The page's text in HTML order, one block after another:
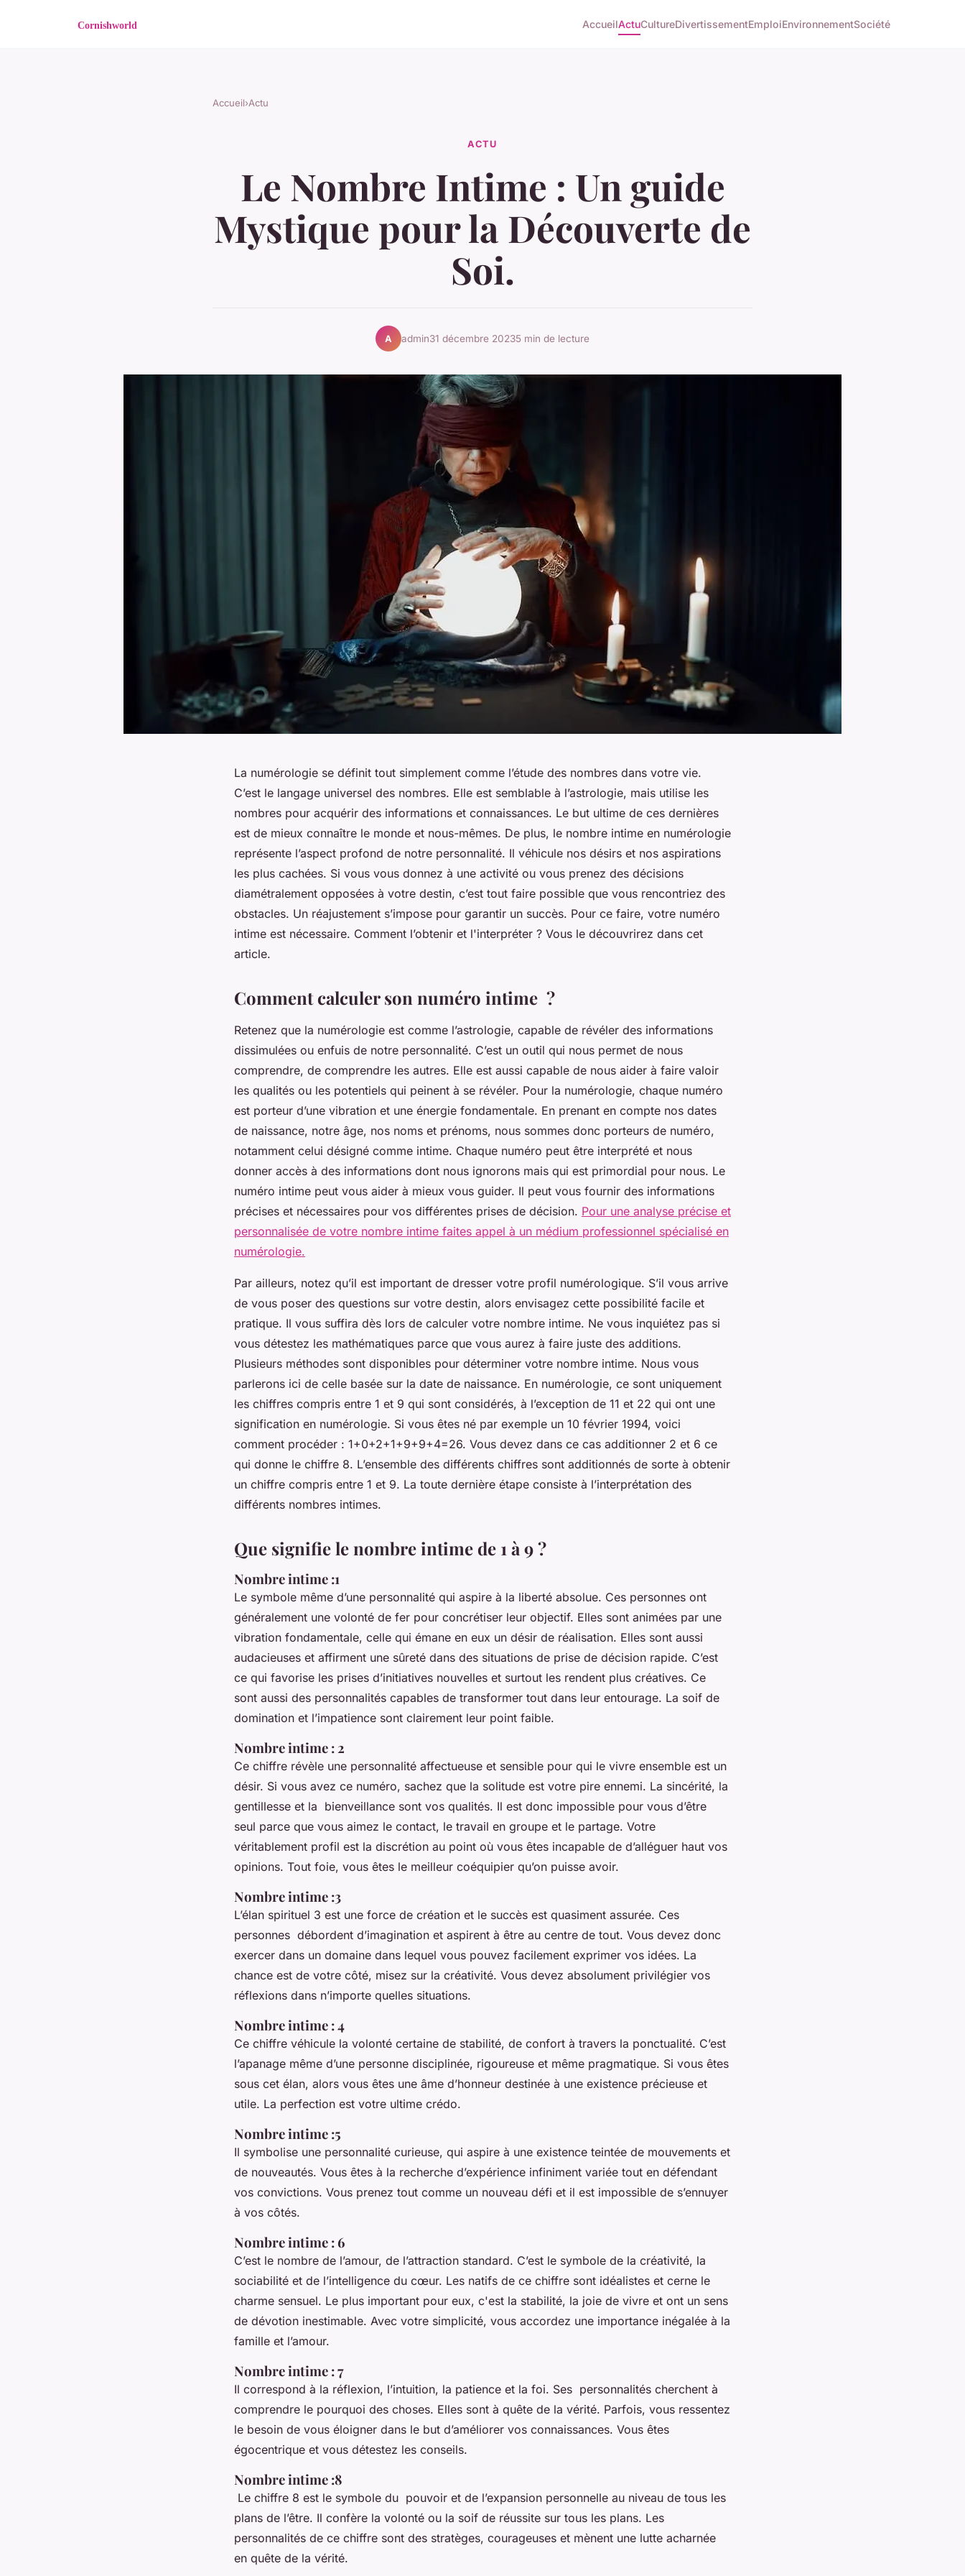
AccueilActuCultureDivertissementEmploiEnvironnementSociété
Accueil›Actu
ACTU
Le Nombre Intime : Un guide
Mystique pour la Découverte de
Soi.
A admin31 décembre 20235 min de lecture
La numérologie se définit tout simplement comme l’étude des nombres dans votre vie.
C’est le langage universel des nombres. Elle est semblable à l’astrologie, mais utilise les
nombres pour acquérir des informations et connaissances. Le but ultime de ces dernières
est de mieux connaître le monde et nous-mêmes. De plus, le nombre intime en numérologie
représente l’aspect profond de notre personnalité. Il véhicule nos désirs et nos aspirations
les plus cachées. Si vous vous donnez à une activité ou vous prenez des décisions
diamétralement opposées à votre destin, c’est tout faire possible que vous rencontriez des
obstacles. Un réajustement s’impose pour garantir un succès. Pour ce faire, votre numéro
intime est nécessaire. Comment l’obtenir et l'interpréter ? Vous le découvrirez dans cet
article.
Comment calculer son numéro intime ?
Retenez que la numérologie est comme l’astrologie, capable de révéler des informations
dissimulées ou enfuis de notre personnalité. C’est un outil qui nous permet de nous
comprendre, de comprendre les autres. Elle est aussi capable de nous aider à faire valoir
les qualités ou les potentiels qui peinent à se révéler. Pour la numérologie, chaque numéro
est porteur d’une vibration et une énergie fondamentale. En prenant en compte nos dates
de naissance, notre âge, nos noms et prénoms, nous sommes donc porteurs de numéro,
notamment celui désigné comme intime. Chaque numéro peut être interprété et nous
donner accès à des informations dont nous ignorons mais qui est primordial pour nous. Le
numéro intime peut vous aider à mieux vous guider. Il peut vous fournir des informations
précises et nécessaires pour vos différentes prises de décision. Pour une analyse précise et
personnalisée de votre nombre intime faites appel à un médium professionnel spécialisé en
numérologie.
Par ailleurs, notez qu’il est important de dresser votre profil numérologique. S’il vous arrive
de vous poser des questions sur votre destin, alors envisagez cette possibilité facile et
pratique. Il vous suffira dès lors de calculer votre nombre intime. Ne vous inquiétez pas si
vous détestez les mathématiques parce que vous aurez à faire juste des additions.
Plusieurs méthodes sont disponibles pour déterminer votre nombre intime. Nous vous
parlerons ici de celle basée sur la date de naissance. En numérologie, ce sont uniquement
les chiffres compris entre 1 et 9 qui sont considérés, à l’exception de 11 et 22 qui ont une
signification en numérologie. Si vous êtes né par exemple un 10 février 1994, voici
comment procéder : 1+0+2+1+9+9+4=26. Vous devez dans ce cas additionner 2 et 6 ce
qui donne le chiffre 8. L’ensemble des différents chiffres sont additionnés de sorte à obtenir
un chiffre compris entre 1 et 9. La toute dernière étape consiste à l’interprétation des
différents nombres intimes.
Que signifie le nombre intime de 1 à 9 ?
Nombre intime :1
Le symbole même d’une personnalité qui aspire à la liberté absolue. Ces personnes ont
généralement une volonté de fer pour concrétiser leur objectif. Elles sont animées par une
vibration fondamentale, celle qui émane en eux un désir de réalisation. Elles sont aussi
audacieuses et affirment une sûreté dans des situations de prise de décision rapide. C’est
ce qui favorise les prises d’initiatives nouvelles et surtout les rendent plus créatives. Ce
sont aussi des personnalités capables de transformer tout dans leur entourage. La soif de
domination et l’impatience sont clairement leur point faible.
Nombre intime : 2
Ce chiffre révèle une personnalité affectueuse et sensible pour qui le vivre ensemble est un
désir. Si vous avez ce numéro, sachez que la solitude est votre pire ennemi. La sincérité, la
gentillesse et la bienveillance sont vos qualités. Il est donc impossible pour vous d’être
seul parce que vous aimez le contact, le travail en groupe et le partage. Votre
véritablement profil est la discrétion au point où vous êtes incapable de d’alléguer haut vos
opinions. Tout foie, vous êtes le meilleur coéquipier qu’on puisse avoir.
Nombre intime :3
L’élan spirituel 3 est une force de création et le succès est quasiment assurée. Ces
personnes débordent d’imagination et aspirent à être au centre de tout. Vous devez donc
exercer dans un domaine dans lequel vous pouvez facilement exprimer vos idées. La
chance est de votre côté, misez sur la créativité. Vous devez absolument privilégier vos
réflexions dans n’importe quelles situations.
Nombre intime : 4
Ce chiffre véhicule la volonté certaine de stabilité, de confort à travers la ponctualité. C’est
l’apanage même d’une personne disciplinée, rigoureuse et même pragmatique. Si vous êtes
sous cet élan, alors vous êtes une âme d’honneur destinée à une existence précieuse et
utile. La perfection est votre ultime crédo.
Nombre intime :5
Il symbolise une personnalité curieuse, qui aspire à une existence teintée de mouvements et
de nouveautés. Vous êtes à la recherche d’expérience infiniment variée tout en défendant
vos convictions. Vous prenez tout comme un nouveau défi et il est impossible de s’ennuyer
à vos côtés.
Nombre intime : 6
C’est le nombre de l’amour, de l’attraction standard. C’est le symbole de la créativité, la
sociabilité et de l’intelligence du cœur. Les natifs de ce chiffre sont idéalistes et cerne le
charme sensuel. Le plus important pour eux, c'est la stabilité, la joie de vivre et ont un sens
de dévotion inestimable. Avec votre simplicité, vous accordez une importance inégalée à la
famille et l’amour.
Nombre intime : 7
Il correspond à la réflexion, l’intuition, la patience et la foi. Ses personnalités cherchent à
comprendre le pourquoi des choses. Elles sont à quête de la vérité. Parfois, vous ressentez
le besoin de vous éloigner dans le but d’améliorer vos connaissances. Vous êtes
égocentrique et vous détestez les conseils.
Nombre intime :8
Le chiffre 8 est le symbole du pouvoir et de l’expansion personnelle au niveau de tous les
plans de l’être. Il confère la volonté ou la soif de réussite sur tous les plans. Les
personnalités de ce chiffre sont des stratèges, courageuses et mènent une lutte acharnée
en quête de la vérité.